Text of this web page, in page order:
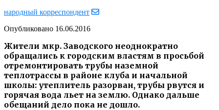
народный корреспондент
Опубликовано 16.06.2016
Жители мкр. Заводского неоднократно
обращались к городским властям в просьбой
отремонтировать трубы наземной
теплотрассы в районе клуба и начальной
школы: утеплитель разорван, трубы рвутся и
горячая вода льет на землю. Однако дальше
обещаний дело пока не дошло.